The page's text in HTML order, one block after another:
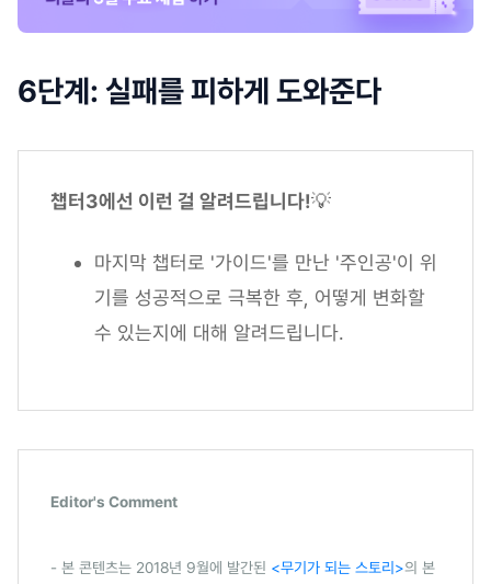
6단계: 실패를 피하게 도와준다
챕터3에선 이런 걸 알려드립니다!💡
마지막 챕터로 '가이드'를 만난 '주인공'이 위
기를 성공적으로 극복한 후, 어떻게 변화할
수 있는지에 대해 알려드립니다.
Editor's Comment
- 본 콘텐츠는 2018년 9월에 발간된 <무기가 되는 스토리>의 본